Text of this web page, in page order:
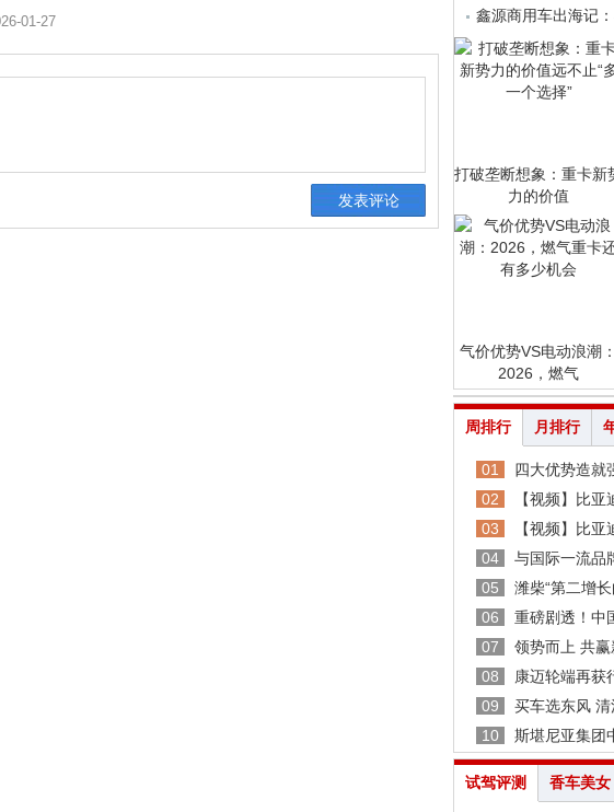
01-27
鑫源商用车出海记
打破垄断想象：重卡新
力的价值
气价优势VS电动浪潮：
2026，燃气
周排行 月排行
01 四大优势造就
02
【视频】比
03
【视频】比
04
与国际一流品
05
潍柴“第二增
06
重磅剧透！中
07
领势而上 共
08
康迈轮端再获
09
买车选东风
10
斯堪尼亚集团
试驾评测 香车美女